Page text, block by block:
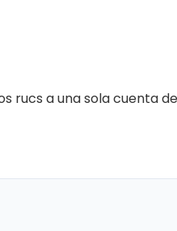
rucs a una sola cuenta